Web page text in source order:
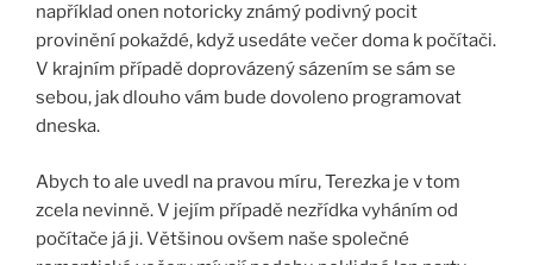
například onen notoricky známý podivný pocit
provinění pokaždé, když usedáte večer doma k počítači.
V krajním případě doprovázený sázením se sám se
sebou, jak dlouho vám bude dovoleno programovat
dneska.
Abych to ale uvedl na pravou míru, Terezka je v tom
zcela nevinně. V jejím případě nezřídka vyháním od
počítače já ji. Většinou ovšem naše společné